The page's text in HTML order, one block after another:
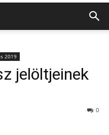
2019
jelöltjeinek
0